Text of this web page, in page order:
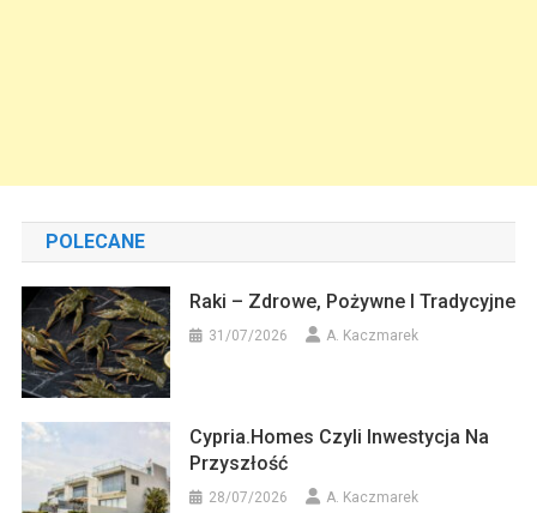
POLECANE
Raki – Zdrowe, Pożywne I Tradycyjne
31/07/2026 A. Kaczmarek
Cypria.homes Czyli Inwestycja Na
Przyszłość
28/07/2026 A. Kaczmarek